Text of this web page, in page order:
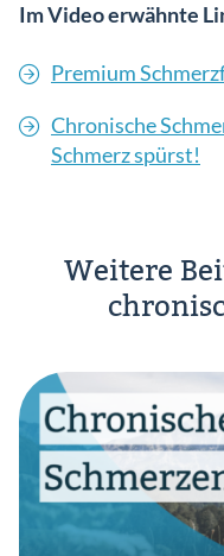
Im Video erwähnte
Premium
Chronische
Schmerz spürst!
Weitere